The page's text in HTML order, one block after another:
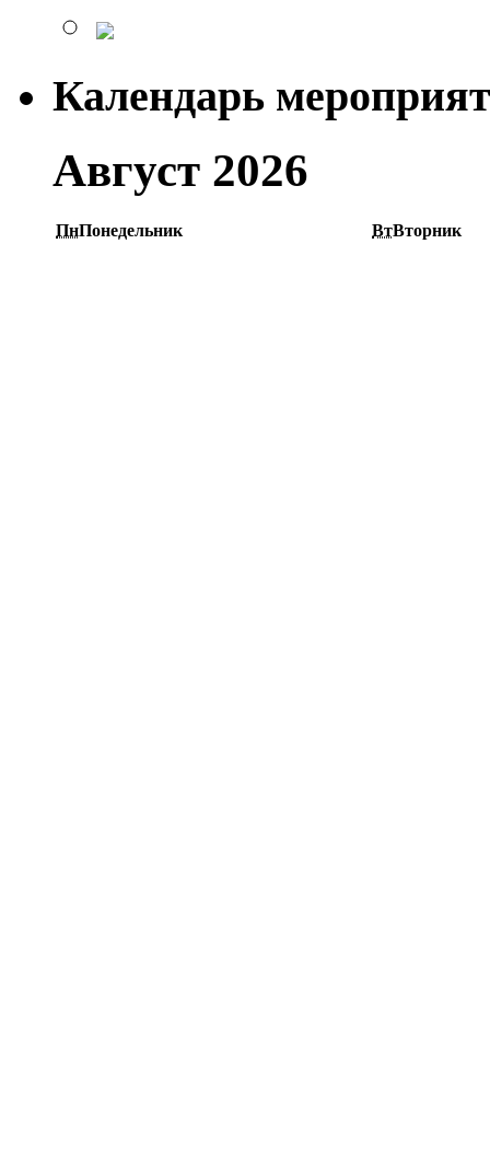
Календарь
Август 2026
ПнПонедельник ВтВторник